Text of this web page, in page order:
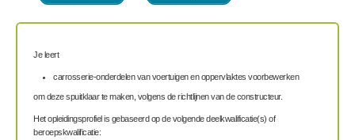
Je leert
carrosserie-onderdelen van voertuigen en oppervlaktes voorbewerken
om deze spuitklaar te maken, volgens de richtlijnen van de constructeur.
Het opleidingsprofiel is gebaseerd op de volgende deelkwalificatie(s) of
beroepskwalificatie: